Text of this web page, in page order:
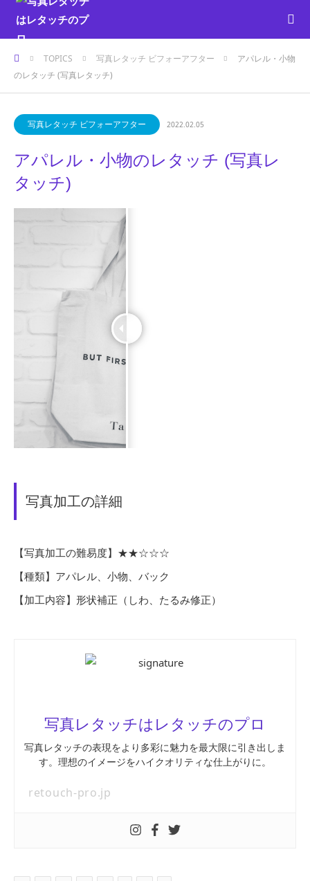
ホームTOPICS 写真レタッチ ビフォーアフター
アパレル・小物
のレタッチ (写真レタッチ)
写真レタッチ ビフォーアフター 2022.02.05
アパレル・小物のレタッチ (写真レ
タッチ)
写真加工の詳細
【写真加工の難易度】★★☆☆☆
【種類】アパレル、小物、バック
【加工内容】形状補正（しわ、たるみ修正）
写真レタッチはレタッチのプロ
写真レタッチの表現をより多彩に魅力を最大限に引き出しま
す。理想のイメージをハイクオリティな仕上がりに。
retouch-pro.jp